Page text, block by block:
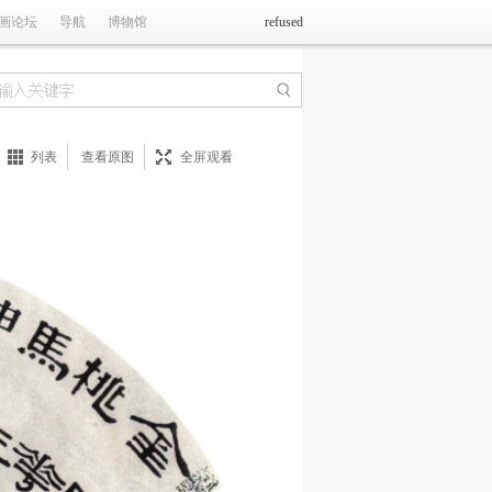
论坛 导航 博物馆 refused
列表 查看原图 全屏观看